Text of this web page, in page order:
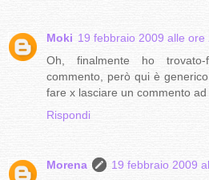
Moki 19 febbraio 2009 alle ore
Oh, finalmente ho
commento, però qui è
fare x lasciare un commento
Rispondi
Morena
19 febbraio 2009